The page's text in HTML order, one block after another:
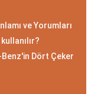
ve Yorumları
Dört Çeker